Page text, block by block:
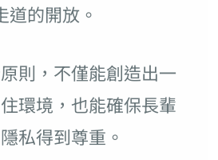
道的開放。
則，不僅能創造出一
環境，也能確保長輩
私得到尊重。